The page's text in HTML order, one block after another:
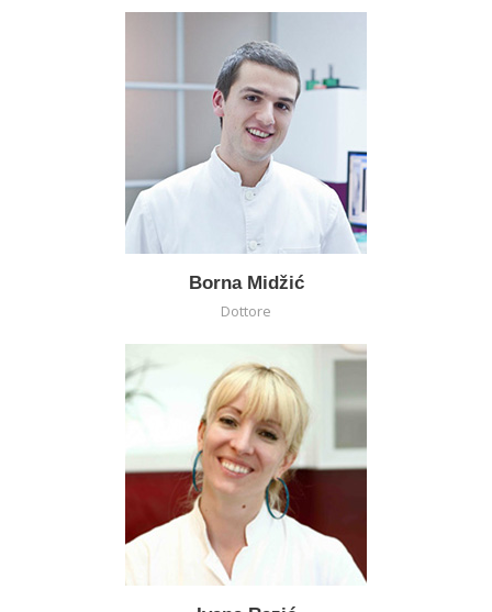
Borna Midžić
Dottore